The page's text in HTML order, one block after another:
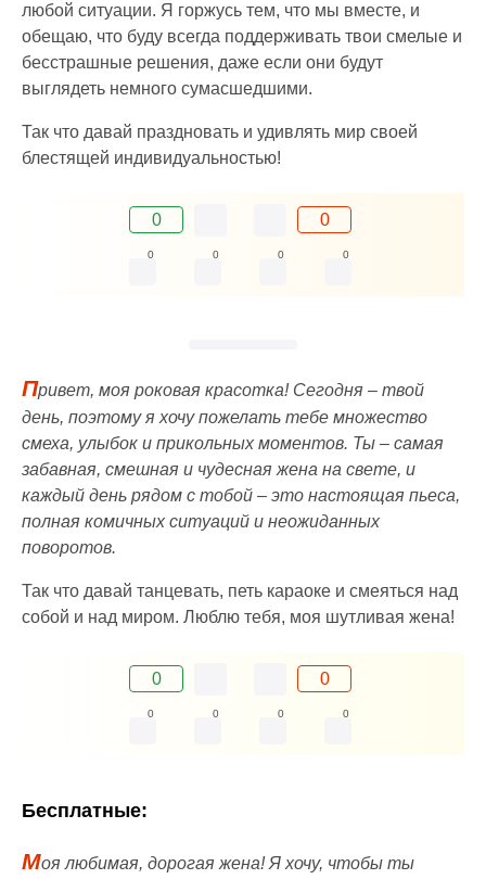
любой ситуации. Я горжусь тем, что мы вместе, и
обещаю, что буду всегда поддерживать твои смелые и
бесстрашные решения, даже если они будут
выглядеть немного сумасшедшими.
Так что давай праздновать и удивлять мир своей
блестящей индивидуальностью!
0 0
0 0 0 0
Привет, моя роковая красотка! Сегодня – твой
день, поэтому я хочу пожелать тебе множество
смеха, улыбок и прикольных моментов. Ты – самая
забавная, смешная и чудесная жена на свете, и
каждый день рядом с тобой – это настоящая пьеса,
полная комичных ситуаций и неожиданных
поворотов.
Так что давай танцевать, петь караоке и смеяться над
собой и над миром. Люблю тебя, моя шутливая жена!
0 0
0 0 0 0
Бесплатные:
Моя любимая, дорогая жена! Я хочу, чтобы ты